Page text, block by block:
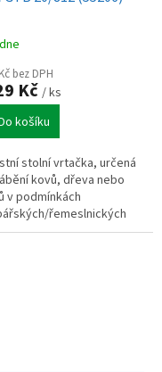
bez DPH
Kč / ks
košíku
stolní vrtačka, určená
kovů, dřeva nebo
v podmínkách
řemeslnických
montážních provozů